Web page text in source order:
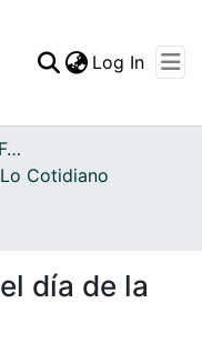
Statistics
Log In
Archivo del Patrimonio Fotográfico y Fílmico del Valle del Cauca
Lo Cotidiano
día de la